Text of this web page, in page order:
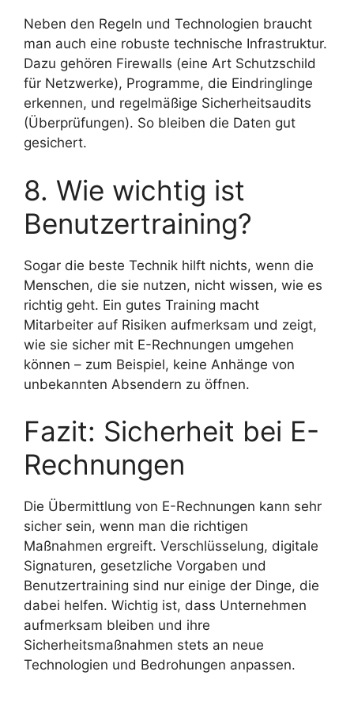
Neben den Regeln und Technologien braucht
man auch eine robuste technische Infrastruktur.
Dazu gehören Firewalls (eine Art Schutzschild
für Netzwerke), Programme, die Eindringlinge
erkennen, und regelmäßige Sicherheitsaudits
(Überprüfungen). So bleiben die Daten gut
gesichert.
8. Wie wichtig ist
Benutzertraining?
Sogar die beste Technik hilft nichts, wenn die
Menschen, die sie nutzen, nicht wissen, wie es
richtig geht. Ein gutes Training macht
Mitarbeiter auf Risiken aufmerksam und zeigt,
wie sie sicher mit E-Rechnungen umgehen
können – zum Beispiel, keine Anhänge von
unbekannten Absendern zu öffnen.
Fazit: Sicherheit bei E-
Rechnungen
Die Übermittlung von E-Rechnungen kann sehr
sicher sein, wenn man die richtigen
Maßnahmen ergreift. Verschlüsselung, digitale
Signaturen, gesetzliche Vorgaben und
Benutzertraining sind nur einige der Dinge, die
dabei helfen. Wichtig ist, dass Unternehmen
aufmerksam bleiben und ihre
Sicherheitsmaßnahmen stets an neue
Technologien und Bedrohungen anpassen.